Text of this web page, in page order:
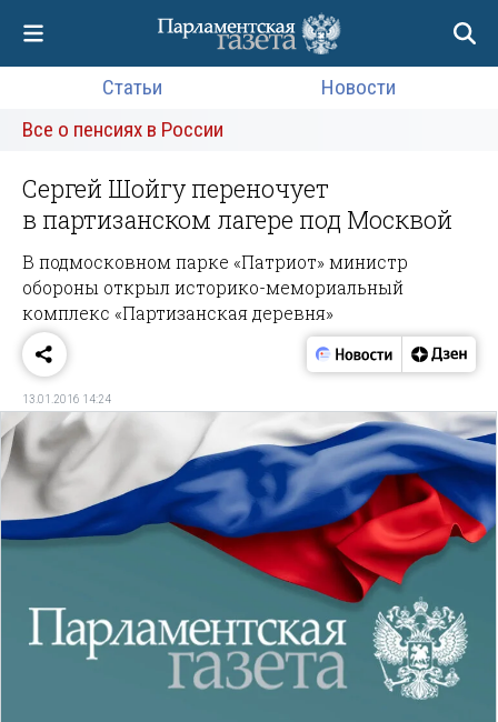
Статьи
Новости
Все о пенсиях в России
Сергей Шойгу переночует
в партизанском лагере под Москвой
В подмосковном парке «Патриот» министр
обороны открыл историко-мемориальный
комплекс «Партизанская деревня»
13.01.2016 14:24